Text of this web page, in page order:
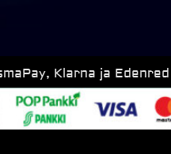
Klarna ja Edenred